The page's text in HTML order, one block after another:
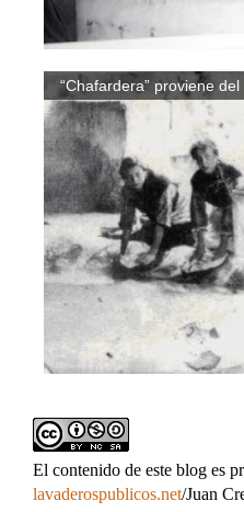
“Chafardera” proviene
El contenido de este blog es
lavaderospublicos.net/Juan